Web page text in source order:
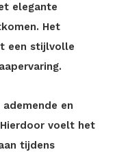
elegante
Het
een stijlvolle
en
voelt het
tijdens